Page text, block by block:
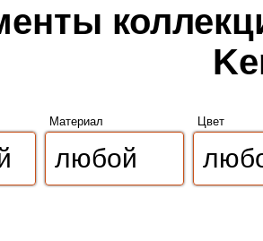
Материал Цвет